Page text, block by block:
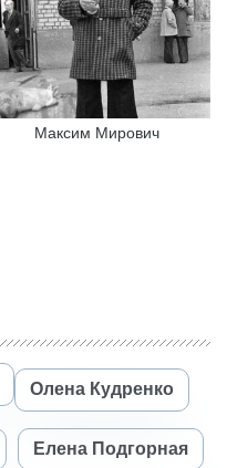
Максим Мирович
Олена Кудренко
Елена Подгорная